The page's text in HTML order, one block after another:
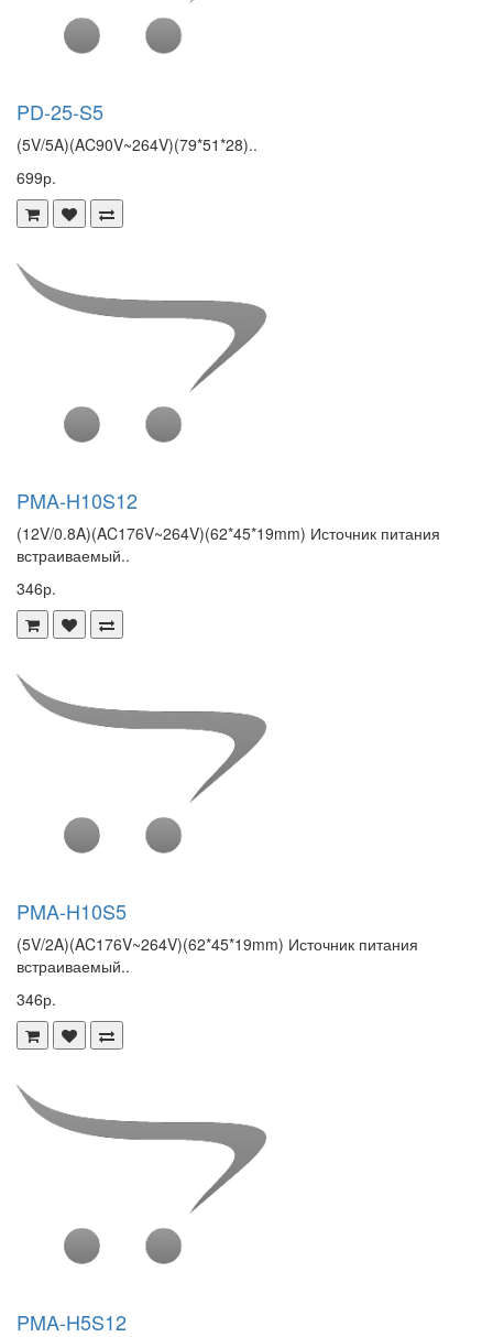
PD-25-S5
(5V/5A)(AC90V~264V)(79*51*28)..
699р.
PMA-H10S12
(12V/0.8A)(AC176V~264V)(62*45*19mm) Источник питания
встраиваемый..
346р.
PMA-H10S5
(5V/2A)(AC176V~264V)(62*45*19mm) Источник питания
встраиваемый..
346р.
PMA-H5S12